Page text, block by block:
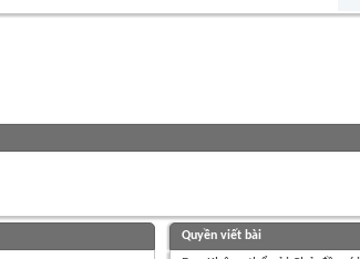
Quyền viết bài